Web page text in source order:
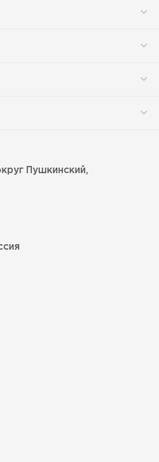
Пушкинский,